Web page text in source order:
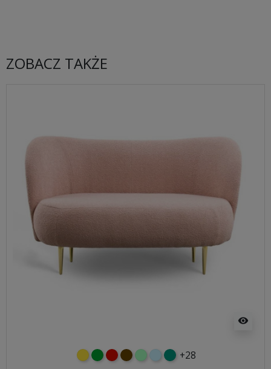
ZOBACZ TAKŻE
visibility
żółtyzielonyczerwony
czekoladowy
miętowybłękitny
turkusowy
+28